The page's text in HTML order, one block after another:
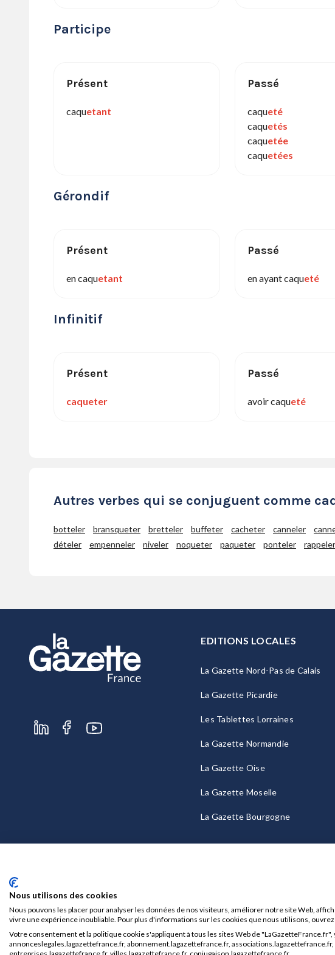
Participe
Présent
caquetant
Passé
caqueté
caquetés
caquetée
caquetées
Gérondif
Présent
en caquetant
Passé
en ayant caqueté
Infinitif
Présent
caqueter
Passé
avoir caqueté
Autres verbes qui se conjuguent comme
botteler bransqueter bretteler buffeter cacheter canneler
dételer
empenneler niveler noqueter paqueter ponteler rappeler
EDITIONS LOCALES
La Gazette Nord-Pas de Calais
La Gazette Picardie
Les Tablettes Lorraines
La Gazette Normandie
La Gazette Oise
La Gazette Moselle
La Gazette Bourgogne
Mentions légales CGU/CGV Données
Nous utilisons des cookies
Nous pouvons les placer pour analyser les données de nos visiteurs, améliorer notre site Web,
vivre une expérience inoubliable. Pour plus d'informations sur les cookies que nous utilisons,
Votre consentement et la politique cookie s'appliquent à tous les sites Web de "LaGazetteFrance.fr",
annonceslegales.lagazettefrance.fr, abonnement.lagazettefrance.fr,